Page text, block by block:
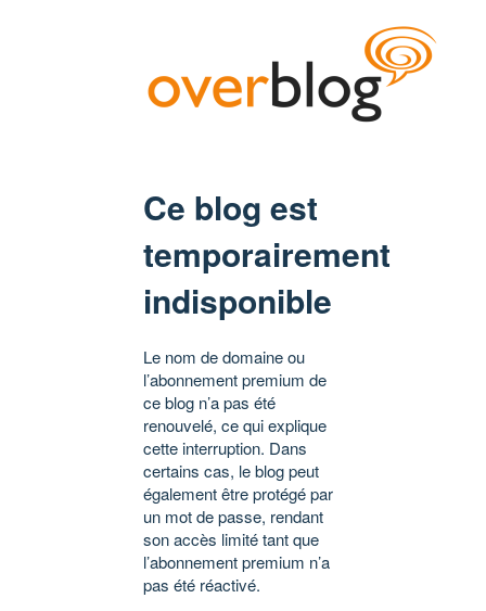
Ce blog est
temporairement
indisponible
Le nom de domaine ou
l’abonnement premium de
ce blog n’a pas été
renouvelé, ce qui explique
cette interruption. Dans
certains cas, le blog peut
également être protégé par
un mot de passe, rendant
son accès limité tant que
l’abonnement premium n’a
pas été réactivé.